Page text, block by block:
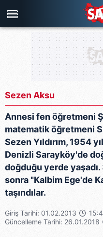
Türkiye'nin en iyi haber sitesi
Sezen Aksu
Annesi fen öğretmeni
matematik öğretmeni
Sezen Yıldırım, 1954
Denizli Sarayköy'de
doğduğu yerde yaşadı.
sonra "Kalbim Ege'de
taşındılar.
Giriş Tarihi: 01.02.2013
Güncelleme Tarihi: 26.01.2018